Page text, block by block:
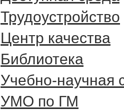
Трудоустройство
Центр качества
Библиотека
Учебно-научная
УМО по ГМ